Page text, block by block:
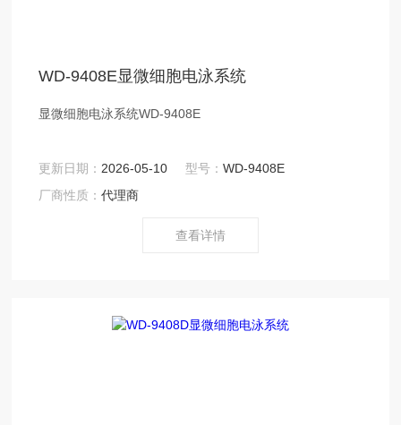
WD-9408E显微细胞电泳系统
显微细胞电泳系统WD-9408E
更新日期： 2026-05-10 型号：WD-9408E
厂商性质：代理商
查看详情